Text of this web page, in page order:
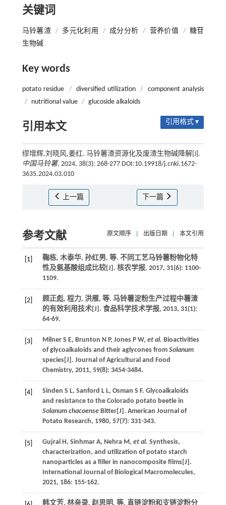
关键词
马铃薯渣 / 多元化利用 / 成分分析 / 营养价值 / 糖苷
生物碱
Key words
potato residue / diversified utilization /
component analysis
/
nutritional value / glucoside alkaloids
引用本文 引用格式 ▾
缪增辉,刘晓风,姜红. 马铃薯渣资源化及废渣生物碱降解[J].
中国马铃薯, 2024, 38(3): 268-277 DOI:10.19918/j.cnki.1672-
3635.2024.03.010
上一篇 下一篇
参考文献 原文顺序 出版日期 本文引用
[1] 鞠栋, 木泰华, 孙红男, 等. 不同工艺马铃薯粉物化特
性及氨基酸组成比较[J]. 核农学报, 2017, 31(6): 1100-
1109.
[2] 顾正彪, 程力, 洪雁, 等. 马铃薯淀粉生产过程中薯渣
的有效利用技术[J]. 食品科学技术学报, 2013, 31(1):
64-69.
[3] Milner S E, Brunton N P, Jones P W, et al. Bioactivities
of glycoalkaloids and their aglycones from Solanum
species[J]. Journal of Agricultural and Food
Chemistry, 2011, 59(8): 3454-3484.
[4] Sinden S L, Sanford L L, Osman S F. Glycoalkaloids
and resistance to the Colorado potato beetle in
Solanum chacoenseBitter[J]. American Journal of
Potato Research, 1980, 57(7): 331-343.
[5] Gujral H, Sinhmar A, Nehra M, et al. Synthesis,
characterization, and utilization of potato starch
nanoparticles as a filler in nanocomposite films[J].
International Journal of Biological Macromolecules,
2021, 186: 155-162.
韩文芳, 林亲录, 赵思明, 等. 直链淀粉和支链淀粉分